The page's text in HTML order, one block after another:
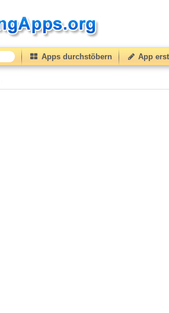
Apps durchstöbern App
40(from10to50 ) based on1